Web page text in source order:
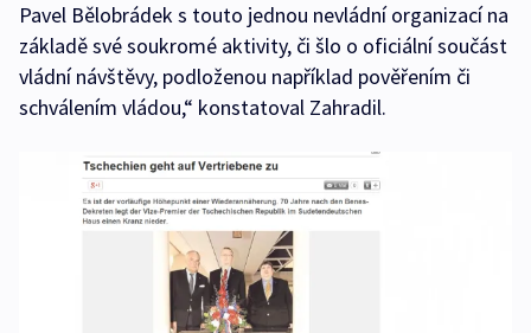
Pavel Bělobrádek s touto jednou nevládní organizací na
základě své soukromé aktivity, či šlo o oficiální součást
vládní návštěvy, podloženou například pověřením či
schválením vládou,“ konstatoval Zahradil.